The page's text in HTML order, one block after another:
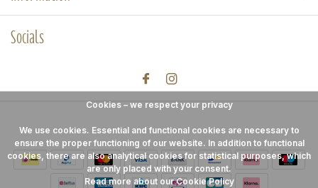
Socials
Cookies – we respect your privacy
We use cookies. Essential and functional cookies are necessary to
ensure the proper functioning of our website. In addition to functional
cookies, there are also analytical cookies for statistical purposes, which
are only placed with your consent.
Read more about our Cookie Policy